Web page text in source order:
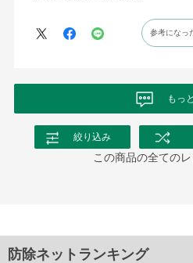
参考になっ
もっ
絞り込み
この商品の全ての
防除ネットランキング